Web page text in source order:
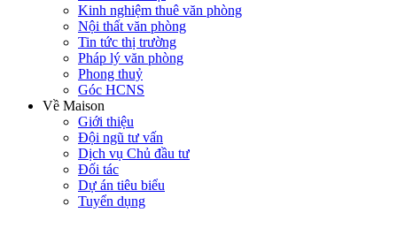
Kinh nghiệm thuê văn phòng
Nội thất văn phòng
Tin tức thị trường
Pháp lý văn phòng
Phong thuỷ
Góc HCNS
Về Maison
Giới thiệu
Đội ngũ tư vấn
Dịch vụ Chủ đầu tư
Đối tác
Dự án tiêu biểu
Tuyển dụng